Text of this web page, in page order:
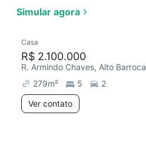
Simular agora
Casa
R$ 2.100.000
R. Armindo Chaves, Alto Barroca
279m² 5
2
Ver contato